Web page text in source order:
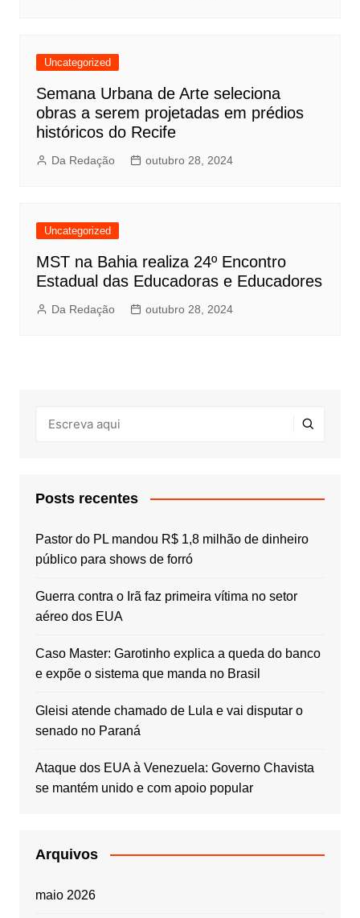
Uncategorized
Semana Urbana de Arte seleciona
obras a serem projetadas em prédios
históricos do Recife
Da Redação outubro 28, 2024
Uncategorized
MST na Bahia realiza 24º Encontro
Estadual das Educadoras e Educadores
Da Redação outubro 28, 2024
Posts recentes
Pastor do PL mandou R$ 1,8 milhão de dinheiro
público para shows de forró
Guerra contra o Irã faz primeira vítima no setor
aéreo dos EUA
Caso Master: Garotinho explica a queda do banco
e expõe o sistema que manda no Brasil
Gleisi atende chamado de Lula e vai disputar o
senado no Paraná
Ataque dos EUA à Venezuela: Governo Chavista
se mantém unido e com apoio popular
Arquivos
maio 2026